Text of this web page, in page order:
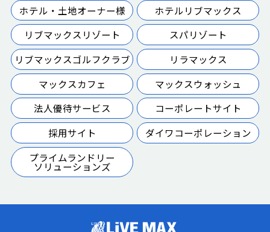
ホテル・土地オーナー様
ホテルリブマックス
リブマックスリゾート
スパリゾート
リブマックスゴルフクラブ
リラマックス
マックスカフェ
マックスウォッシュ
法人優待サービス
コーポレートサイト
採用サイト
ダイワコーポレーション
プライムランドリー
ソリューションズ